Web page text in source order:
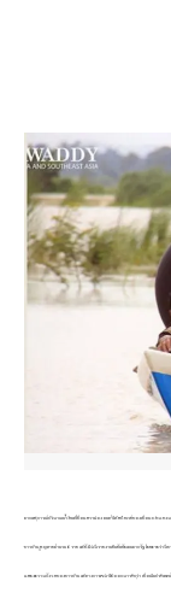
จากเหตุการณ์ปริมาณน้ำล้นที่เขื่อนสวาฉ่อง จนทำให้สปิลเวย์ของเขื่อนถล่มลงม
ชาวบ้านสูญหายจำนวน 6 ราย แต่ยังไม่มีรายงานยืนยันชัดเจนจากรัฐ โดยคาดว่
แสดงความกังวลของชาวบ้าน แต่ทางการพม่าได้ออกมาระบุว่า เขื่อนในประเท